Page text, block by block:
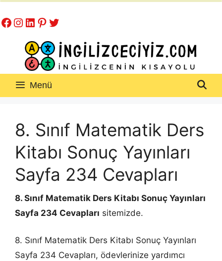
atla
Facebook
Instagram
LinkedIn
Pinterest
Twitter
Menü
8. Sınıf Matematik Ders
Kitabı Sonuç Yayınları
Sayfa 234 Cevapları
8. Sınıf Matematik Ders Kitabı Sonuç Yayınları
Sayfa 234 Cevapları sitemizde.
8. Sınıf Matematik Ders Kitabı Sonuç Yayınları
Sayfa 234 Cevapları, ödevlerinize yardımcı